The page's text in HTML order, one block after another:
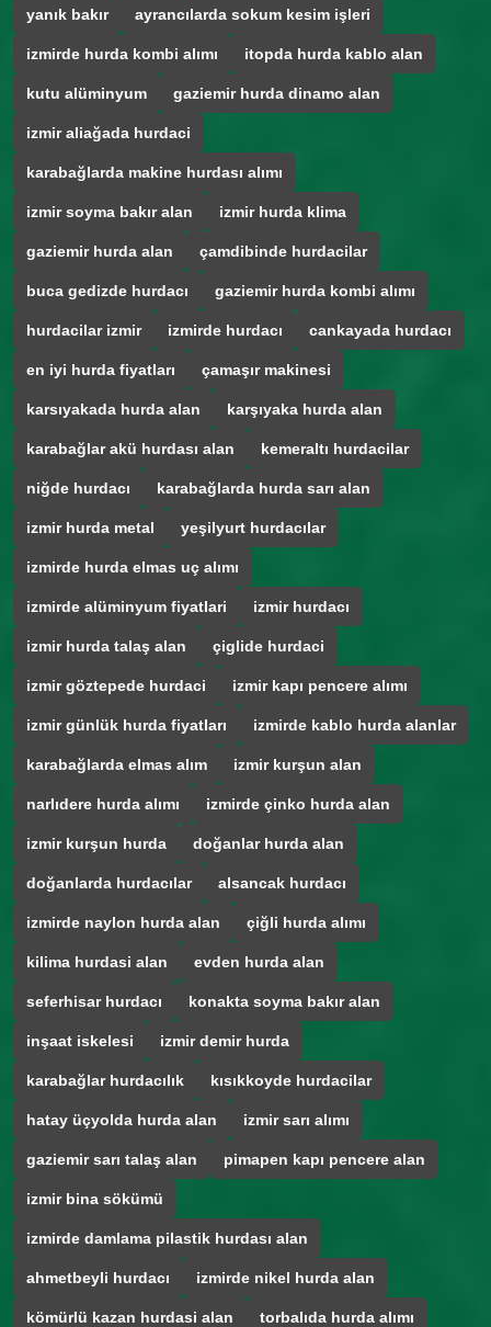
yanık bakır ayrancılarda sokum kesim işleri
izmirde hurda kombi alımı itopda hurda kablo alan
kutu alüminyum gaziemir hurda dinamo alan
izmir aliağada hurdaci
karabağlarda makine hurdası alımı
izmir soyma bakır alan izmir hurda klima
gaziemir hurda alan çamdibinde hurdacilar
buca gedizde hurdacı gaziemir hurda kombi alımı
hurdacilar izmir izmirde hurdacı cankayada hurdacı
en iyi hurda fiyatları çamaşır makinesi
karsıyakada hurda alan karşıyaka hurda alan
karabağlar akü hurdası alan kemeraltı hurdacilar
niğde hurdacı karabağlarda hurda sarı alan
izmir hurda metal yeşilyurt hurdacılar
izmirde hurda elmas uç alımı
izmirde alüminyum fiyatlari izmir hurdacı
izmir hurda talaş alan çiglide hurdaci
izmir göztepede hurdaci izmir kapı pencere alımı
izmir günlük hurda fiyatları izmirde kablo hurda alanlar
karabağlarda elmas alım izmir kurşun alan
narlıdere hurda alımı izmirde çinko hurda alan
izmir kurşun hurda doğanlar hurda alan
doğanlarda hurdacılar alsancak hurdacı
izmirde naylon hurda alan çiğli hurda alımı
kilima hurdasi alan evden hurda alan
seferhisar hurdacı konakta soyma bakır alan
inşaat iskelesi izmir demir hurda
karabağlar hurdacılık kısıkkoyde hurdacilar
hatay üçyolda hurda alan izmir sarı alımı
gaziemir sarı talaş alan pimapen kapı pencere alan
izmir bina sökümü
izmirde damlama pilastik hurdası alan
ahmetbeyli hurdacı izmirde nikel hurda alan
kömürlü kazan hurdasi alan torbalıda hurda alımı